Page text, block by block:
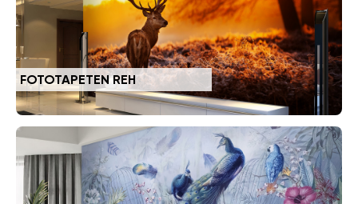
FOTOTAPETEN REH